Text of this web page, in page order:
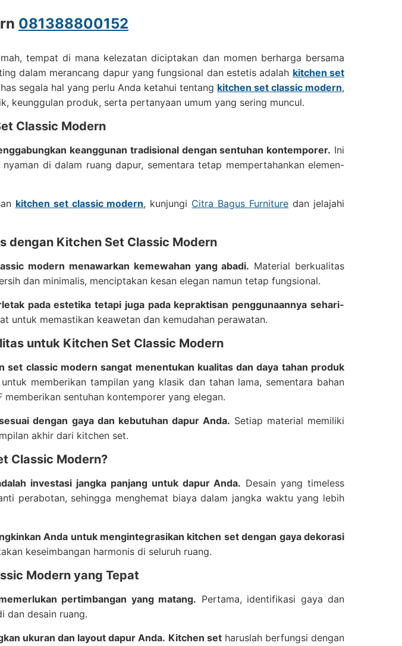
081388800152
tempat di mana kelezatan diciptakan dan momen berharga bersama
dalam merancang dapur yang fungsional dan estetis adalah kitchen set
segala hal yang perlu Anda ketahui tentang kitchen set classic modern,
keunggulan produk, serta pertanyaan umum yang sering muncul.
Classic Modern
keanggunan tradisional dengan sentuhan kontemporer. Ini
di dalam ruang dapur, sementara tetap mempertahankan elemen-
kitchen set classic modern, kunjungi Citra Bagus Furniture dan jelajahi
dengan Kitchen Set Classic Modern
modern menawarkan kemewahan yang abadi. Material berkualitas
dan minimalis, menciptakan kesan elegan namun tetap fungsional.
pada estetika tetapi juga pada kepraktisan penggunaannya sehari-
untuk memastikan keawetan dan kemudahan perawatan.
untuk Kitchen Set Classic Modern
set classic modern sangat menentukan kualitas dan daya tahan produk
memberikan tampilan yang klasik dan tahan lama, sementara bahan
sentuhan kontemporer yang elegan.
dengan gaya dan kebutuhan dapur Anda. Setiap material memiliki
akhir dari kitchen set.
Classic Modern?
investasi jangka panjang untuk dapur Anda. Desain yang timeless
perabotan, sehingga menghemat biaya dalam jangka waktu yang lebih
Anda untuk mengintegrasikan kitchen set dengan gaya dekorasi
keseimbangan harmonis di seluruh ruang.
Modern yang Tepat
pertimbangan yang matang. Pertama, identifikasi gaya dan
dan desain ruang.
ukuran dan layout dapur Anda. Kitchen set haruslah berfungsi dengan